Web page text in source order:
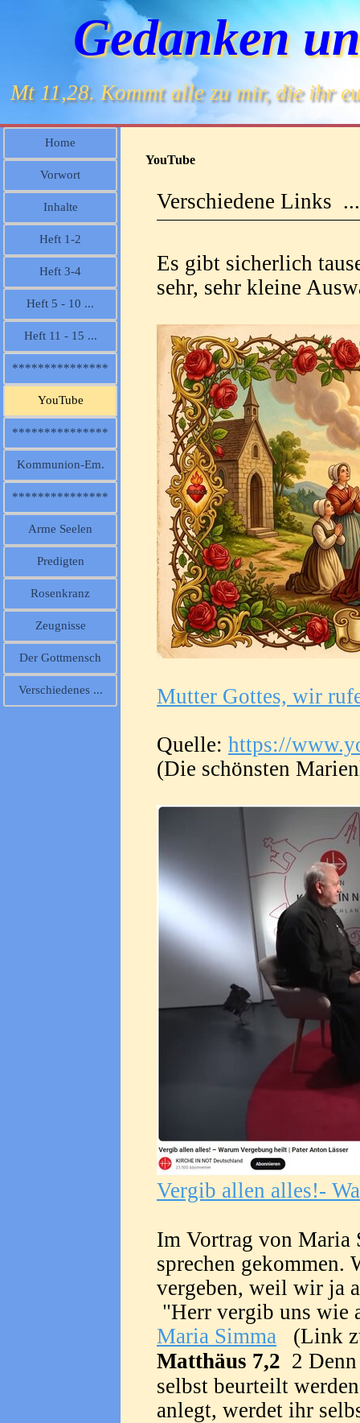
Gedanken
Mt 11,28. Kommt alle zu mir, die ihr
Home
Vorwort
Inhalte
Heft 1-2
Heft 3-4
Heft 5 - 10 ...
Heft 11 - 15 ...
***************
YouTube
***************
Kommunion-Em.
***************
Arme Seelen
Predigten
Rosenkranz
Zeugnisse
Der Gottmensch
Verschiedenes ...
YouTube
Verschiedene Links ...
Es gibt sicherlich
sehr, sehr kleine
Mutter Gottes, wir
Quelle:https://
(Die schönsten
Vergib allen alles!-
Im Vortrag von Maria
sprechen gekommen.
vergeben, weil wir ja
"Herr vergib uns wie
Maria Simma (Link
Matthäus 7,2 2
selbst beurteilt
anlegt, werdet ihr